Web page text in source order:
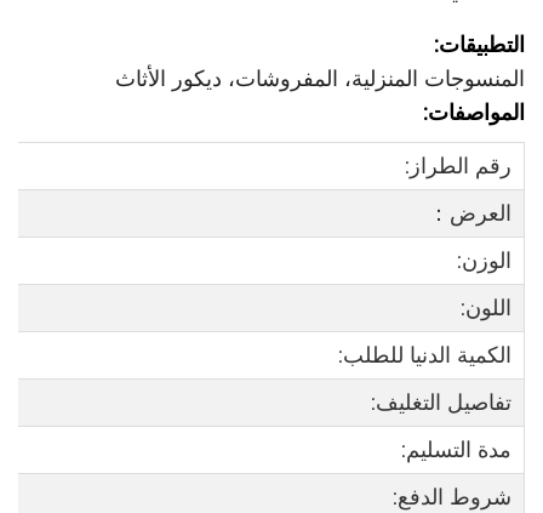
التطبيقات:
المنسوجات المنزلية، المفروشات، ديكور الأثاث
المواصفات:
رقم الطراز:
العرض：
الوزن:
اللون:
الكمية الدنيا للطلب:
تفاصيل التغليف:
مدة التسليم:
شروط الدفع: